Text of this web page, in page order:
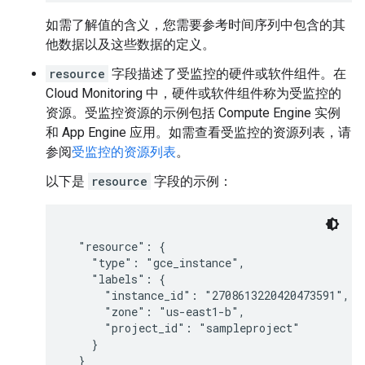
如需了解值的含义，您需要参考时间序列中包含的其
他数据以及这些数据的定义。
resource 字段描述了受监控的硬件或软件组件。在
Cloud Monitoring 中，硬件或软件组件称为受监控的
资源。受监控资源的示例包括 Compute Engine 实例
和 App Engine 应用。如需查看受监控的资源列表，请
参阅受监控的资源列表。
以下是 resource 字段的示例：
  "resource": {
    "type": "gce_instance",
    "labels": {
      "instance_id": "2708613220420473591",
      "zone": "us-east1-b",
      "project_id": "sampleproject"
    }